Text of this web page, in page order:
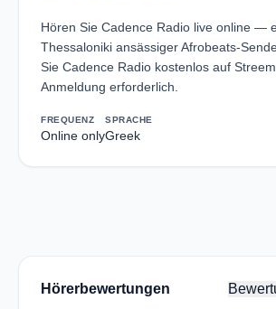
Hören Sie Cadence Radio live online —
Thessaloniki ansässiger Afrobeats-
Sie Cadence Radio kostenlos auf
Anmeldung erforderlich.
FREQUENZ
Online only
SPRACHE
Greek
Hörerbewertungen